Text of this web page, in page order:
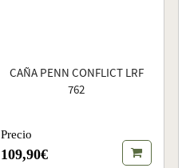
CAÑA PENN CONFLICT LRF
762
Precio
109,90€